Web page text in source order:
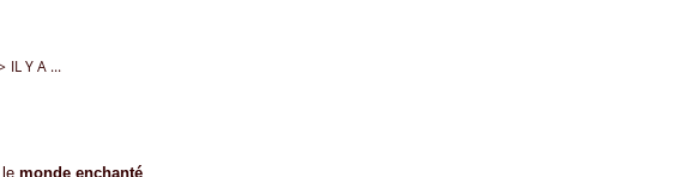
IL Y A ...
le monde enchanté